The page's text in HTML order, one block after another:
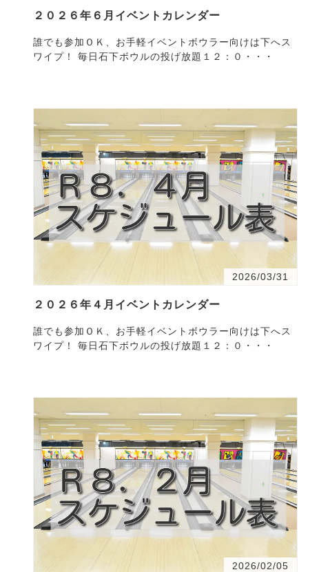
２０２６年６月イベントカレンダー
誰でも参加ＯＫ、お手軽イベントボウラー向けは下へス
ワイプ！ 毎日石下ボウルの投げ放題１２：０・・・
2026/03/31
２０２６年４月イベントカレンダー
誰でも参加ＯＫ、お手軽イベントボウラー向けは下へス
ワイプ！ 毎日石下ボウルの投げ放題１２：０・・・
2026/02/05